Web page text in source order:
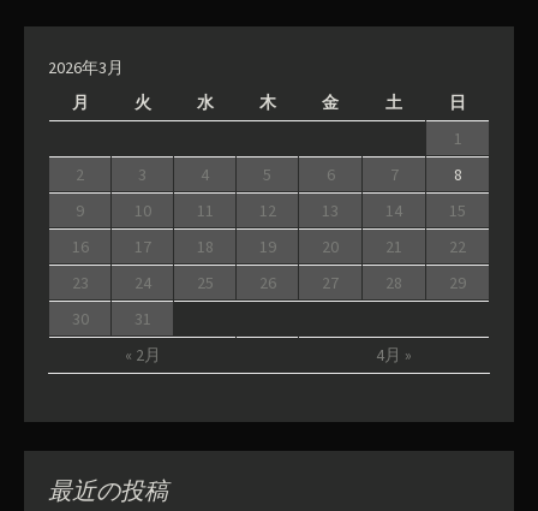
2026年3月
月
火 水 木 金 土 日
« 2月 4月 »
1
2
3 4 5 6 7
8
9
10 11 12 13 14
15
16
17 18 19 20 21
22
23
24 25 26 27 28
29
30
31
最近の投稿